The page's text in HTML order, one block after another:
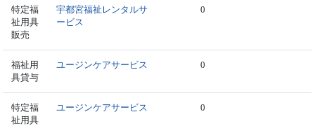
特定福
祉用具
販売
宇都宮福祉レンタルサ
ービス
0
福祉用
具貸与
ユージンケアサービス 0
特定福
祉用具
ユージンケアサービス 0